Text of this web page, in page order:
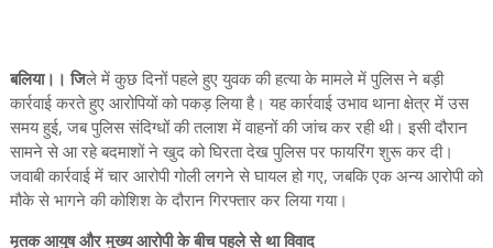
बलिया।। जिले में कुछ दिनों पहले हुए युवक की हत्या के मामले में पुलिस ने बड़ी
कार्रवाई करते हुए आरोपियों को पकड़ लिया है। यह कार्रवाई उभाव थाना क्षेत्र में उस
समय हुई, जब पुलिस संदिग्धों की तलाश में वाहनों की जांच कर रही थी। इसी दौरान
सामने से आ रहे बदमाशों ने खुद को घिरता देख पुलिस पर फायरिंग शुरू कर दी।
जवाबी कार्रवाई में चार आरोपी गोली लगने से घायल हो गए, जबकि एक अन्य आरोपी को
मौके से भागने की कोशिश के दौरान गिरफ्तार कर लिया गया।
मृतक आयुष और मुख्य आरोपी के बीच पहले से था विवाद